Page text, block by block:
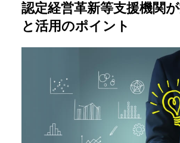
認定経営革新等支援機関
と活用のポイント